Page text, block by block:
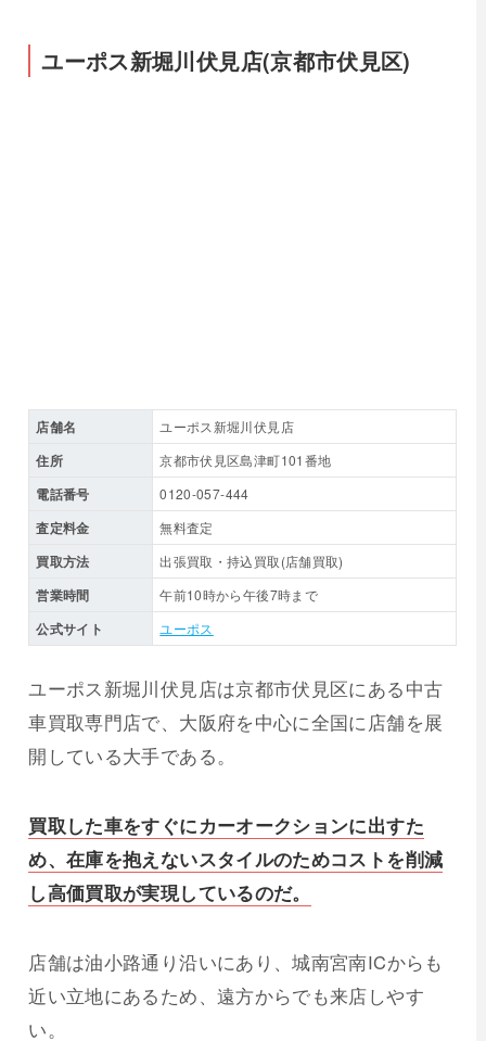
ユーポス新堀川伏見店(京都市伏見区)
店舗名 ユーポス新堀川伏見店
住所 京都市伏見区島津町101番地
電話番号 0120-057-444
査定料金 無料査定
買取方法 出張買取・持込買取(店舗買取)
営業時間 午前10時から午後7時まで
公式サイト ユーポス
ユーポス新堀川伏見店は京都市伏見区にある中古
車買取専門店で、大阪府を中心に全国に店舗を展
開している大手である。
買取した車をすぐにカーオークションに出すた
め、在庫を抱えないスタイルのためコストを削減
し高価買取が実現しているのだ。
店舗は油小路通り沿いにあり、城南宮南ICからも
近い立地にあるため、遠方からでも来店しやす
い。